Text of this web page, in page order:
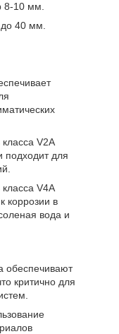
8-10 мм.
40 мм.
V2A
подходит для
V4A
коррозии в
вода и
обеспечивают
критично для